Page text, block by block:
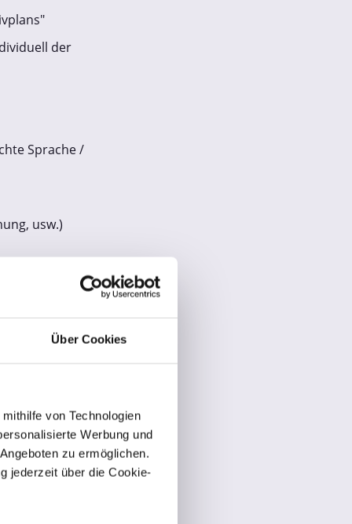
Über Cookies
von Technologien
Werbung und
zu ermöglichen.
jederzeit über die Cookie-
der
Sprache /
usw.)